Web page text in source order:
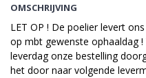
OMSCHRIJVING
LET OP ! De poelier levert
op mbt gewenste ophaaldag
leverdag onze bestelling
het door naar volgende